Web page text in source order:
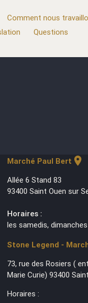
Comment nous
Questions
Marché Paul Bert location_on
Allée 6 Stand 83
93400 Saint Ouen sur
Horaires :
les samedis,
Stone Legend -
73, rue des Rosiers (
Marie Curie) 93400
Horaires :